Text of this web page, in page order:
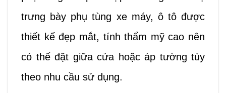
trưng bày phụ tùng xe máy, ô tô được
thiết kế đẹp mắt, tính thẩm mỹ cao nên
có thể đặt giữa cửa hoặc áp tường tùy
theo nhu cầu sử dụng.